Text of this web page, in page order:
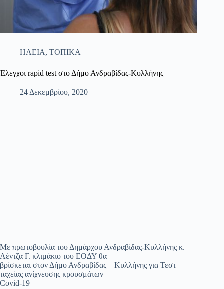
ΗΛΕΙΑ, ΤΟΠΙΚΑ
Έλεγχοι rapid test στο Δήμο Ανδραβίδας-Κυλλήνης
24 Δεκεμβρίου, 2020
Με πρωτοβουλία του Δημάρχου Ανδραβίδας-Κυλλήνης κ.
Λέντζα Γ. κλιμάκιο του ΕΟΔΥ θα
βρίσκεται στον Δήμο Ανδραβίδας – Κυλλήνης για Τεστ
ταχείας ανίχνευσης κρουσμάτων
Covid-19